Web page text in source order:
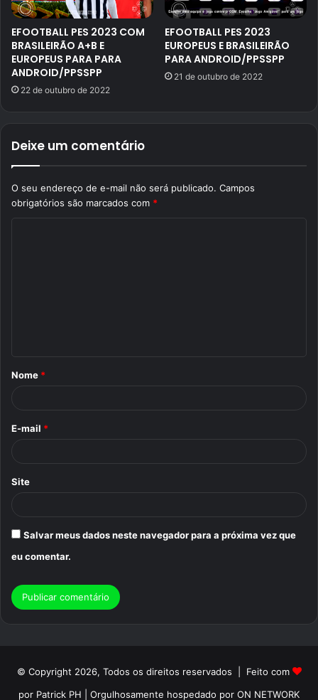
EFOOTBALL PES 2023 COM
BRASILEIRÃO A+B E
EUROPEUS PARA PARA
ANDROID/PPSSPP
22 de outubro de 2022
EFOOTBALL PES 2023
EUROPEUS E BRASILEIRÃO
PARA ANDROID/PPSSPP
21 de outubro de 2022
Deixe um comentário
O seu endereço de e-mail não será publicado. Campos
obrigatórios são marcados com *
r
Nome *
E-mail *
Site
Salvar meus dados neste navegador para a próxima vez que
eu comentar.
© Copyright 2026, Todos os direitos reservados | Feito com
por Patrick PH | Orgulhosamente hospedado por ON NETWORK